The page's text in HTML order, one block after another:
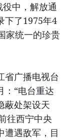
中，解放通
下了1975年4
家统一的珍贵
省广播电视台
：“电台重达
蔽处架设天
往西宁中央
遭遇敌军，目